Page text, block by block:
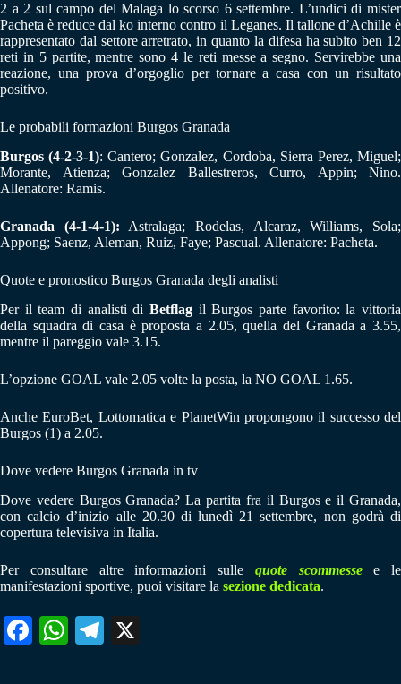
2 a 2 sul campo del Malaga lo scorso 6 settembre. L’undici di mister
Pacheta è reduce dal ko interno contro il Leganes. Il tallone d’Achille è
rappresentato dal settore arretrato, in quanto la difesa ha subito ben 12
reti in 5 partite, mentre sono 4 le reti messe a segno. Servirebbe una
reazione, una prova d’orgoglio per tornare a casa con un risultato
positivo.
Le probabili formazioni Burgos Granada
Burgos (4-2-3-1): Cantero; Gonzalez, Cordoba, Sierra Perez, Miguel;
Morante, Atienza; Gonzalez Ballestreros, Curro, Appin; Nino.
Allenatore: Ramis.
Granada (4-1-4-1): Astralaga; Rodelas, Alcaraz, Williams, Sola;
Appong; Saenz, Aleman, Ruiz, Faye; Pascual. Allenatore: Pacheta.
Quote e pronostico Burgos Granada degli analisti
Per il team di analisti di Betflag il Burgos parte favorito: la vittoria
della squadra di casa è proposta a 2.05, quella del Granada a 3.55,
mentre il pareggio vale 3.15.
L’opzione GOAL vale 2.05 volte la posta, la NO GOAL 1.65.
Anche EuroBet, Lottomatica e PlanetWin propongono il successo del
Burgos (1) a 2.05.
Dove vedere Burgos Granada in tv
Dove vedere Burgos Granada? La partita fra il Burgos e il Granada,
con calcio d’inizio alle 20.30 di lunedì 21 settembre, non godrà di
copertura televisiva in Italia.
Per consultare altre informazioni sulle quote scommessee le
manifestazioni sportive, puoi visitare la sezione dedicata.
Fa W
Te